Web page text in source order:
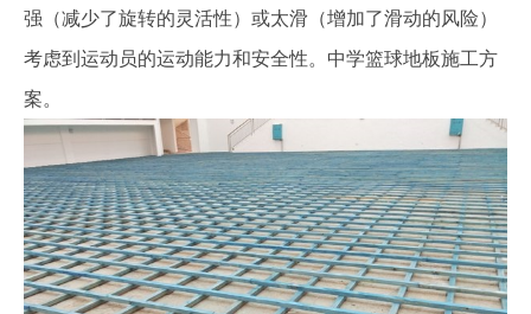
强（减少了旋转的灵活性）或太滑（增加了滑动的风险）
考虑到运动员的运动能力和安全性。中学篮球地板施工方
案。